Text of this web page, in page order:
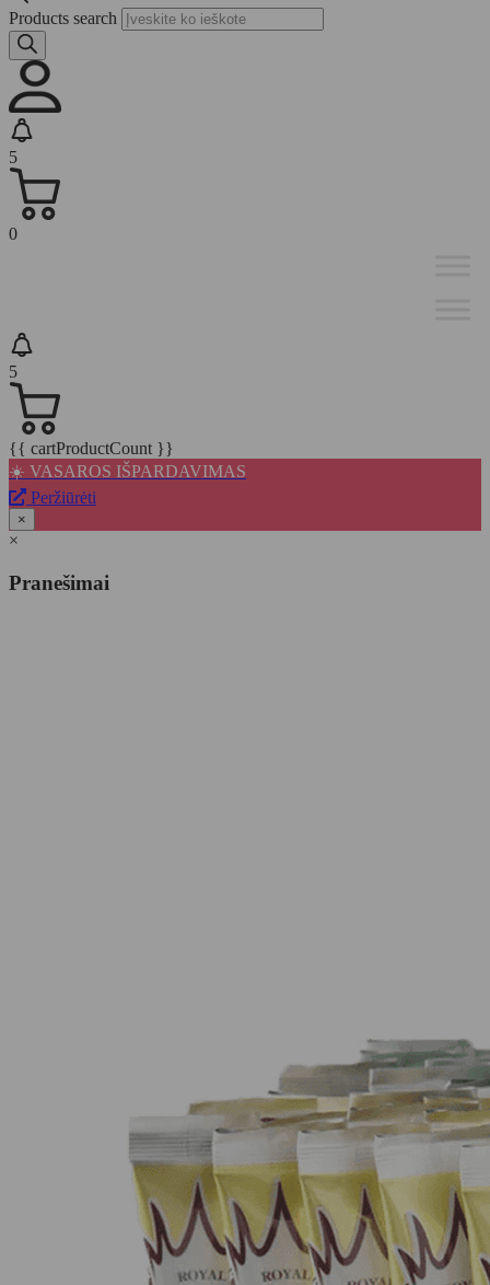
Products search
5
0
5
{{ cartProductCount }}
☀️ VASAROS IŠPARDAVIMAS
Peržiūrėti
×
×
Pranešimai